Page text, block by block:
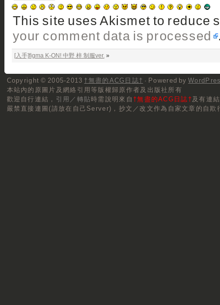
This site uses Akismet to reduce
your comment data is processed
[入手]figma K-ON! 中野 梓 制服ver.»
Copyright © 2005-2013 †無盡的ACG日誌† · Powered by
本站內的原圖片及網絡引用等版權歸原作者及出版社所有
歡迎自行連結， 引用／轉貼時需說明來自 †無盡的ACG日誌†及有連
嚴禁直接連圖(請放在自己Server)，抄文／改文作為自家文章的自欺